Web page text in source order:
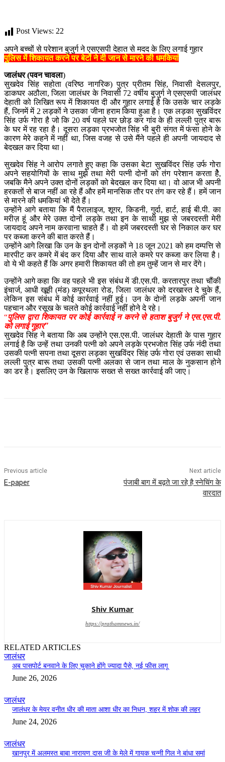
Post Views: 22
अपने बच्चों से परेशान बुजुर्ग ने एसएसपी देहात से मदद के लिए लगाई गुहार
पुलिस में शिकायत करने पर बेटों ने दी जान से मारने की धमकियां
जालंधर (पवन चावला)
सुखदेव सिंह सहोता (वरिष्ठ नागरिक) पुत्र प्रीतम सिंह, निवासी देसलपुर,
डाकघर अठौला, जिला जालंधर के निवासी 72 वर्षीय बुजुर्ग ने एसएसपी जालंधर
देहाती को लिखित रूप में शिकायत दी और गुहार लगाई है कि उसके चार लड़के
हैं, जिनमें में 2 लड़कों ने उसका जीना हराम किया हुआ है। एक लड़का सुखविंदर
सिंह उर्फ गोरा है जो कि 20 वर्ष पहले घर छोड़ कर गांव के ही लल्ली पुत्र बारू
के घर में रह रहा है। दूसरा लड़का प्रभजोत सिंह भी बुरी संगत में फंसा होने के
कारण मेरे कहने में नहीं था, जिस वजह से उसे मैंने पहले ही अपनी जायदाद से
बेदखल कर दिया था।
सुखदेव सिंह ने आरोप लगाते हुए कहा कि उसका बेटा सुखविंदर सिंह उर्फ गोरा
अपने सहयोगियों के साथ मुझे तथा मेरी पत्नी दोनों को तंग परेशान करता हैे,
जबकि मैने अपने उक्त दोनों लड़कों को बेदखल कर दिया था। वो आज भी अपनी
हरकतों से बाज नहीं आ रहे हैं और हमें मानसिक तौर पर तंग कर रहे हैं। हमें जान
से मारने की धमकियां भी देते हैं।
उन्होंने आगे बताया कि मैं पैरालाइज, शूगर, किडनी, गुर्दा, हार्ट, हाई बी.पी. का
मरीज़ हूं और मेरे उक्त दोनों लड़के तथा इन के साथी मुझ से जबरदस्ती मेरी
जायदाद अपने नाम करवाना चाहते हैं। वो हमें जबरदस्ती घर से निकाल कर घर
पर कब्जा करने की बात करते हैं।
उन्होंने आगे लिखा कि उन के इन दोनों लड़कों ने 18 जून 2021 को हम दम्पत्ति से
मारपीट कर कमरे में बंद कर दिया और साथ वाले कमरे पर कब्जा कर लिया है।
वो ये भी कहते हैं कि अगर हमारी शिकायत की तो हम तुम्हें जान से मार देंगे।
उन्होंने आगे कहा कि वह पहले भी इस संबंध में डी.एस.पी. करतारपुर तथा चौंकी
इंचार्ज, आधी खूही (मंड) कपूरथला रोड, जिला जालंधर को दरखास्त दे चुके हैं,
लेकिन इस संबंध में कोई कार्रवाई नहीं हुई। उन के दोनों लड़के अपनी जान
पहचान और रसूख के चलते कोई कार्रवाई नहीं होने दे रहे।
“पुलिस द्वारा शिकायत पर कोई कार्रवाई न करने से हताश बुजुर्ग ने एस.एस.पी.
को लगाई गुहार”
सुखदेव सिंह ने बताया कि अब उन्होंने एस.एस.पी. जालंधर देहाती के पास गुहार
लगाई है कि उन्हें तथा उनकी पत्नी को अपने लड़के प्रभजोत सिंह उर्फ नंदी तथा
उसकी पत्नी सपना तथा दूसरा लड़का सुखविंदर सिंह उर्फ गोरा एवं उसका साथी
लल्ली पुत्र बारू तथा उसकी पत्नी अलका से जान तथा माल के नुकसान होने
का डर है। इसलिए उन के खिलाफ सख्त से सख्त कार्रवाई की जाए।
Previous article
E-paper
Next article
पंजाबी बाग में बढ़ते जा रहे है स्नेचिंग के
वारदात
Shiv Kumar
https://prathamnews.in/
RELATED ARTICLES
जालंधर
अब पासपोर्ट बनवाने के लिए चुकाने होंगे ज्यादा पैसे, नई फीस लागू
June 26, 2026
जालंधर
जालंधर के मेयर वनीत धीर की माता आशा धीर का निधन, शहर में शोक की लहर
June 24, 2026
जालंधर
खानपुर में अलमस्त बाबा नारायण दास जी के मेले में गायक चन्नी गिल ने बांधा समां